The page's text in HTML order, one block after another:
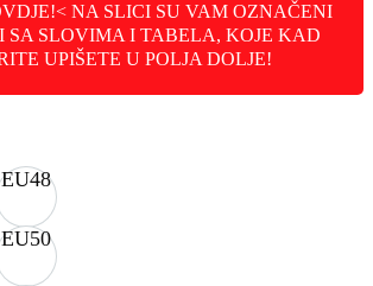
NA SLICI SU VAM OZNAČENI
SA SLOVIMA I TABELA, KOJE KAD
UPIŠETE U POLJA DOLJE!
EU48
EU50